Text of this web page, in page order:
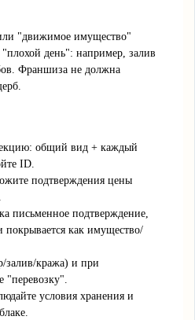
"движимое имущество"
день": например, залив
Франшиза не должна
общий вид + каждый
ID.
подтверждения цены
письменное подтверждение,
покрывается как имущество/
залив/кража) и при
"перевозку".
условия хранения и